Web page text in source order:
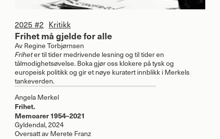
2025 #2 Kritikk
Frihet må gjelde for alle
Av Regine Torbjørnsen
Friheter til tider medrivende lesning og til tider en
tålmodighetsøvelse. Boka gjør oss klokere på tysk og
europeisk politikk og gir et nøye kuratert innblikk i Merkels
tankeverden.
Angela Merkel
Frihet.
Memoarer 1954–2021
Gyldendal, 2024
Oversatt av Merete Franz